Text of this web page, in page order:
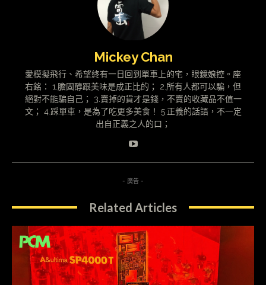
Mickey Chan
愛模擬飛行、希望終有一日回到單車上的宅，眼鏡娘控。座
右銘： 1.膽固醇跟美味是成正比的； 2.所有人都可以騙，但
絕對不能騙自己； 3.賣掉的貨才是錢，不賣的收藏品不值一
文； 4.踩單車，是為了吃更多美食！ 5.正義的話語，不一定
出自正義之人的口；
- 廣告 -
Related Articles